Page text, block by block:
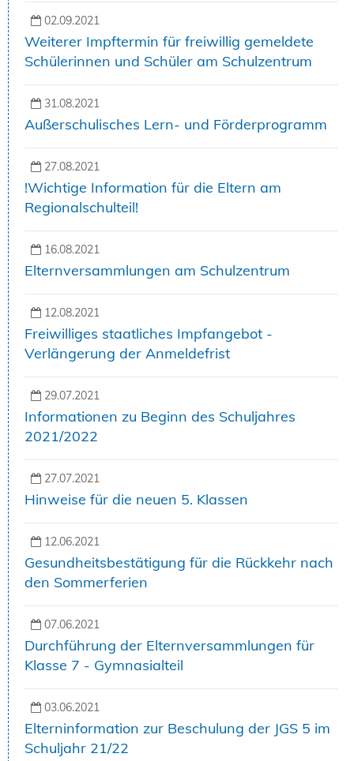
02.09.2021
Weiterer Impftermin für freiwillig gemeldete
Schülerinnen und Schüler am Schulzentrum
31.08.2021
Außerschulisches Lern- und Förderprogramm
27.08.2021
!Wichtige Information für die Eltern am
Regionalschulteil!
16.08.2021
Elternversammlungen am Schulzentrum
12.08.2021
Freiwilliges staatliches Impfangebot -
Verlängerung der Anmeldefrist
29.07.2021
Informationen zu Beginn des Schuljahres
2021/2022
27.07.2021
Hinweise für die neuen 5. Klassen
12.06.2021
Gesundheitsbestätigung für die Rückkehr nach
den Sommerferien
07.06.2021
Durchführung der Elternversammlungen für
Klasse 7 - Gymnasialteil
03.06.2021
Elterninformation zur Beschulung der JGS 5 im
Schuljahr 21/22